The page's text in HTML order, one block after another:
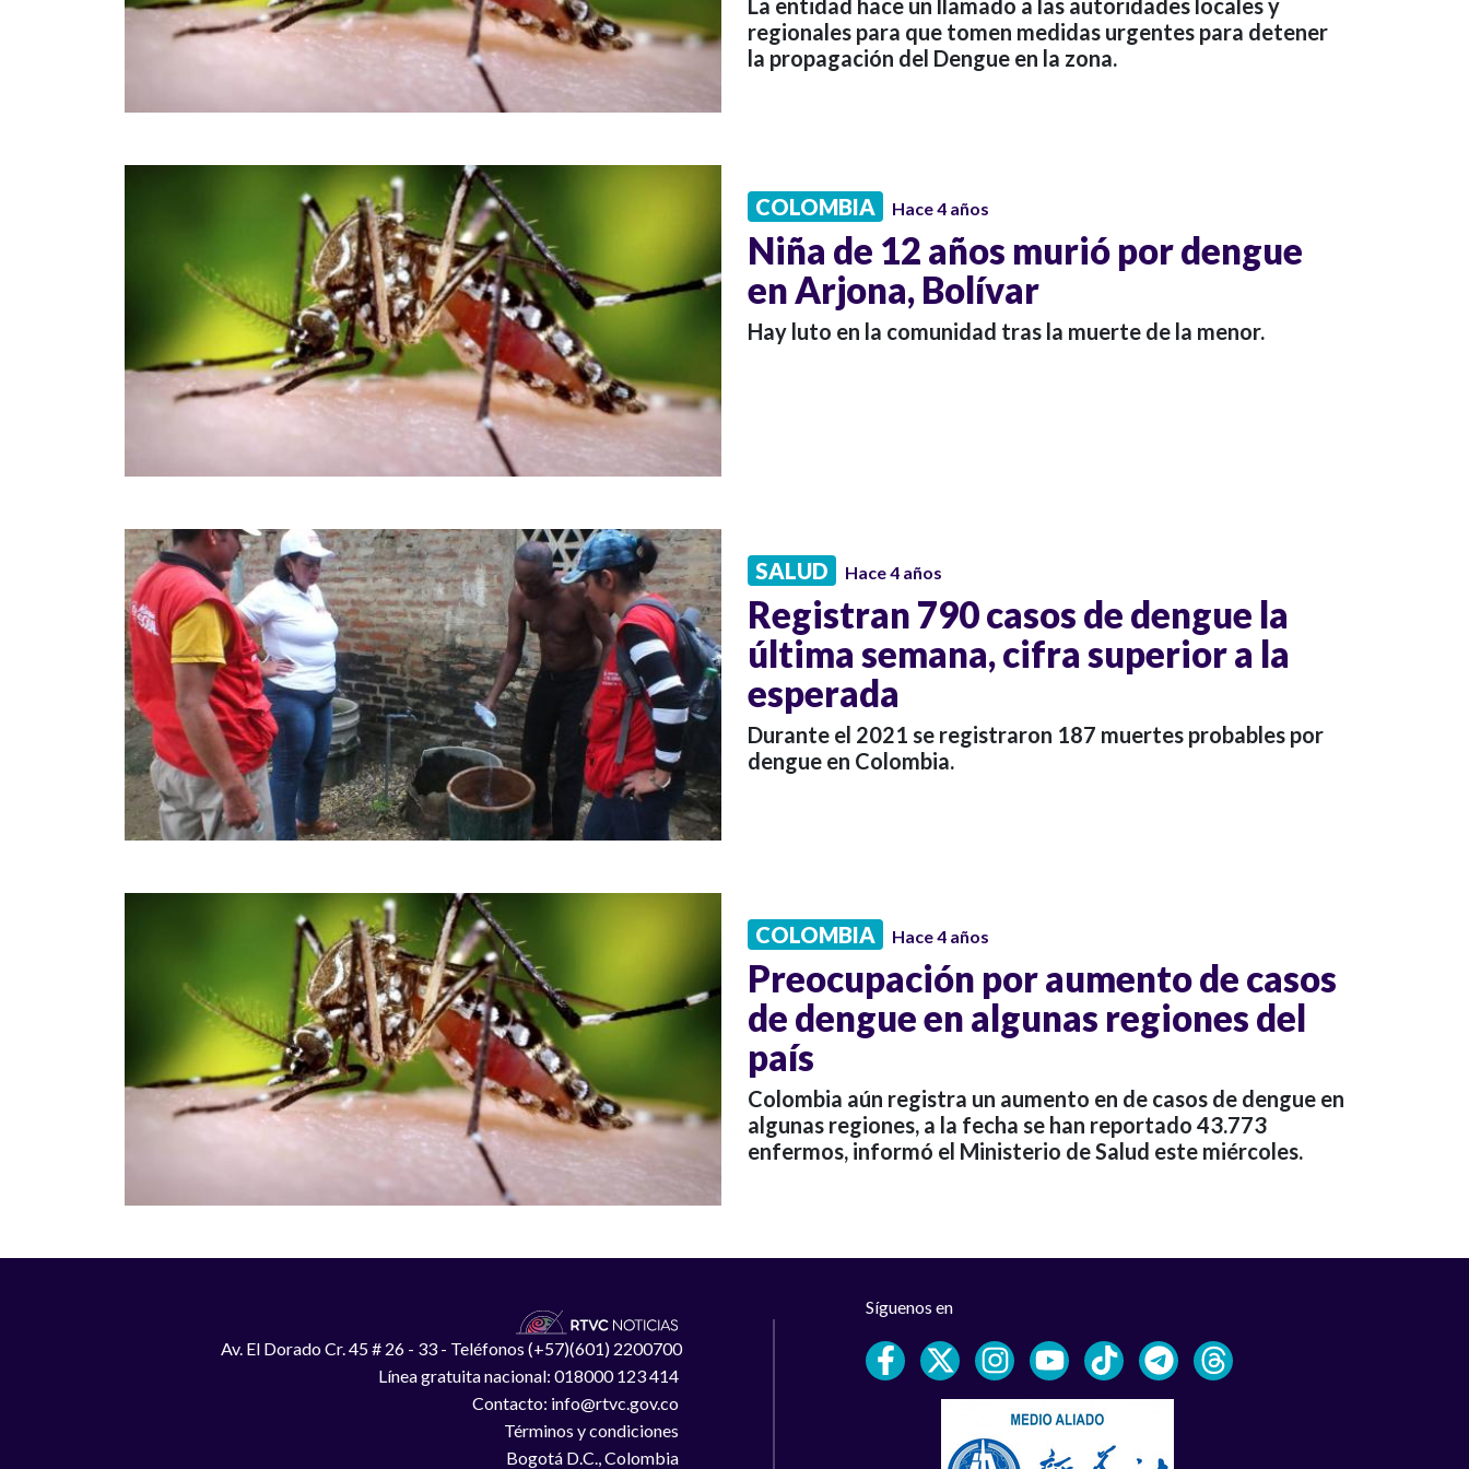
La entidad hace un llamado a las autoridades locales y
regionales para que tomen medidas urgentes para detener
la propagación del Dengue en la zona.
COLOMBIA Hace 4 años
Niña de 12 años murió por dengue
en Arjona, Bolívar
Hay luto en la comunidad tras la muerte de la menor.
SALUD Hace 4 años
Registran 790 casos de dengue la
última semana, cifra superior a la
esperada
Durante el 2021 se registraron 187 muertes probables por
dengue en Colombia.
COLOMBIA Hace 4 años
Preocupación por aumento de casos
de dengue en algunas regiones del
país
Colombia aún registra un aumento en de casos de dengue en
algunas regiones, a la fecha se han reportado 43.773
enfermos, informó el Ministerio de Salud este miércoles.
Av. El Dorado Cr. 45 # 26 - 33 - Teléfonos (+57)(601) 2200700
Línea gratuita nacional: 018000 123 414
Contacto: info@rtvc.gov.co
Términos y condiciones
Bogotá D.C., Colombia
Síguenos en